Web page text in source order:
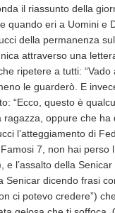
il riassunto della
quando eri a Uomini e
della permanenza
attraverso una
ripetere a tutti:
le guarderò. E
“Ecco, questo è
ragazza, oppure che
l’atteggiamento di
7, non hai
e l’assalto della
dicendo frasi
ci potevo credere”)